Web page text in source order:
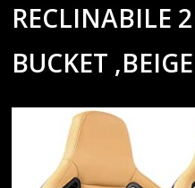
RECLINABILE
BUCKET ,BEIGE